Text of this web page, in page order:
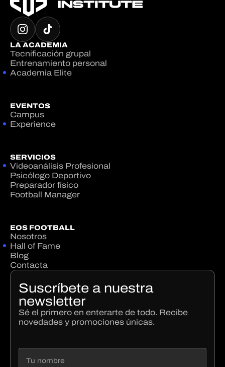
LA ACADEMIA
Tecnificación grupal
Entrenamiento personal
Academia Elite
EVENTOS
Campus
Experience
SERVICIOS
Videoanálisis Profesional
Psicólogo Deportivo
Preparador físico
Football Manager
EOS FOOTBALL
Nosotros
Hall of Fame
Blog
Contacta
Suscríbete a nuestra
newsletter
Sé el primero en enterarte de todo. Recibe
novedades y promociones únicas.